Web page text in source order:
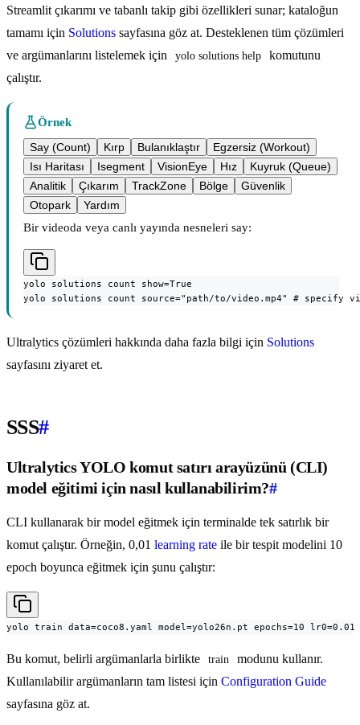
Streamlit çıkarımı ve tabanlı takip gibi özellikleri sunar; kataloğun
tamamı için Solutions sayfasına göz at. Desteklenen tüm çözümleri
ve argümanlarını listelemek için
yolo solutions help
komutunu
çalıştır.
Örnek
Say (Count)
Kırp Bulanıklaştır
Egzersiz (Workout)
Isı Haritası
Isegment VisionEye Hız
Kuyruk (Queue)
Analitik
Çıkarım TrackZone Bölge
Güvenlik
Otopark
Yardım
Bir videoda veya canlı yayında nesneleri say:
yolo solutions count show=True
yolo solutions count source="path/to/video.mp4" # specify
Ultralytics çözümleri hakkında daha fazla bilgi için Solutions
sayfasını ziyaret et.
SSS#
Ultralytics YOLO komut satırı arayüzünü (CLI)
model eğitimi için nasıl kullanabilirim?#
CLI kullanarak bir model eğitmek için terminalde tek satırlık bir
komut çalıştır. Örneğin, 0,01 learning rate ile bir tespit modelini 10
epoch boyunca eğitmek için şunu çalıştır:
yolo train data=coco8.yaml model=yolo26n.pt epochs=10 lr0=0.01
Bu komut, belirli argümanlarla birlikte train
modunu kullanır.
Kullanılabilir argümanların tam listesi için Configuration Guide
sayfasına göz at.